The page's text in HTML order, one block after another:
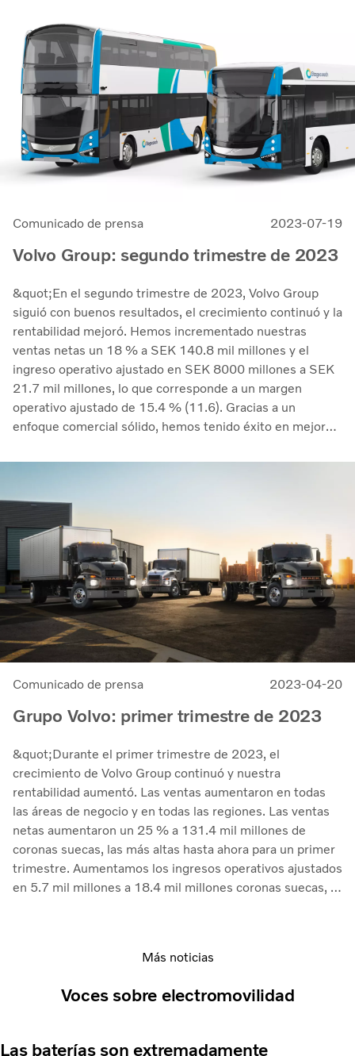
empleado aumentó a 33.7 % (27.4)&quot;, dice
Martin Lundstedt, presidente y director ejecutivo.
Comunicado de prensa 2023-07-19
Volvo Group: segundo trimestre de 2023
&quot;En el segundo trimestre de 2023, Volvo Group
siguió con buenos resultados, el crecimiento continuó y la
rentabilidad mejoró. Hemos incrementado nuestras
ventas netas un 18 % a SEK 140.8 mil millones y el
ingreso operativo ajustado en SEK 8000 millones a SEK
21.7 mil millones, lo que corresponde a un margen
operativo ajustado de 15.4 % (11.6). Gracias a un
enfoque comercial sólido, hemos tenido éxito en mejorar
inflación y los aumentos de los problemas en la cadena de
y director ejecutivo.
Comunicado de prensa 2023-04-20
Grupo Volvo: primer trimestre de 2023
&quot;Durante el primer trimestre de 2023, el
crecimiento de Volvo Group continuó y nuestra
rentabilidad aumentó. Las ventas aumentaron en todas
las áreas de negocio y en todas las regiones. Las ventas
netas aumentaron un 25 % a 131.4 mil millones de
coronas suecas, las más altas hasta ahora para un primer
trimestre. Aumentamos los ingresos operativos ajustados
en 5.7 mil millones a 18.4 mil millones coronas suecas, lo
podamos seguir aumentando nuestras inversiones en el
industrias. Estamos en un período en el que estamos
Más noticias
Voces sobre electromovilidad
Las baterías son extremadamente